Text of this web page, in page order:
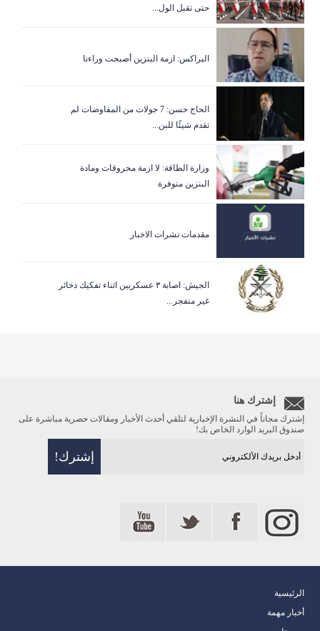
حتى تقبل الول...
البراكس: ازمة البنزين أصبحت وراءنا
الحاج حسن: 7 جولات من المفاوضات لم
تقدم شيئًا للبن...
وزارة الطاقة: لا ازمة محروقات ومادة
البنزين متوفرة
مقدمات نشرات الاخبار
الجيش: اصابة ٣ عسكريين اثناء تفكيك ذخائر
غير منفجر...
إشترك هنا
إشترك مجاناً في النشرة الإخبارية لتلقي أحدث الأخبار ومقالات حصرية مباشرة على
صندوق البريد الوارد الخاص بك!
الرئيسية
أخبار مهمة